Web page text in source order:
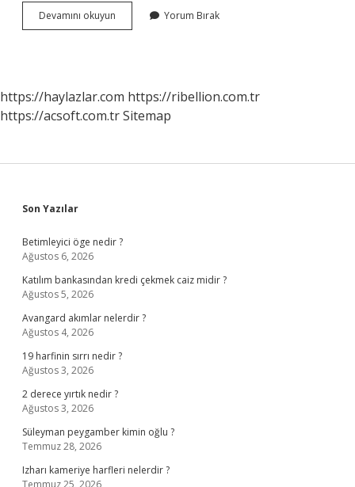
Devamını okuyun
Ne
Yorum Bırak
https://haylazlar.com https://ribellion.com.tr
https://acsoft.com.trSitemap
Sidebar
Son Yazılar
Betimleyici öge nedir ?
Ağustos 6, 2026
Katılım bankasından kredi çekmek caiz midir ?
Ağustos 5, 2026
Avangard akımlar nelerdir ?
Ağustos 4, 2026
19 harfinin sırrı nedir ?
Ağustos 3, 2026
2 derece yırtık nedir ?
Ağustos 3, 2026
Süleyman peygamber kimin oğlu ?
Temmuz 28, 2026
Izharı kameriye harfleri nelerdir ?
Temmuz 25, 2026